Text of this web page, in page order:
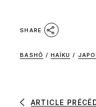
SHARE
BASHÔ / HAÏKU /
ARTICLE